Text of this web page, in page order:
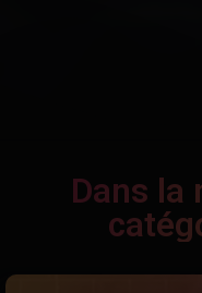
Dans la